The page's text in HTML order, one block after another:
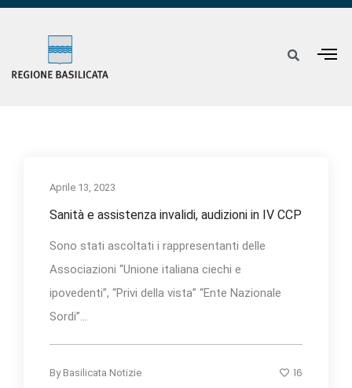
Aprile 13, 2023
Sanità e assistenza invalidi, audizioni in IV CCP
Sono stati ascoltati i rappresentanti delle
Associazioni “Unione italiana ciechi e
ipovedenti”, “Privi della vista” “Ente Nazionale
Sordi”...
By Basilicata Notizie 16